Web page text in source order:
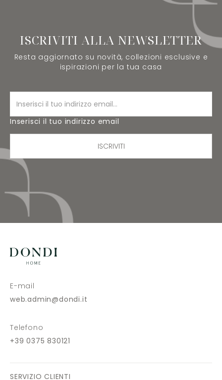
ISCRIVITI ALLA NEWSLETTER
Resta aggiornato su novità, collezioni esclusive e
ispirazioni per la tua casa
Inserisci il tuo indirizzo email
ISCRIVITI
E-mail
web.admin@dondi.it
Telefono
+39 0375 830121
SERVIZIO CLIENTI